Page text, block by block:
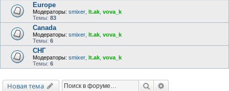
Europe
Модераторы: smixer lt.ak vova_k
Темы: 83
Canada
Модераторы: smixer lt.ak vova_k
Темы: 6
СНГ
Модераторы: smixer lt.ak vova_k
Темы: 6
Новая тема Поиск